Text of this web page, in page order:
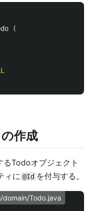
(
作成
Todoオブジェクト
ィに @Id を付与する。
Todo.java